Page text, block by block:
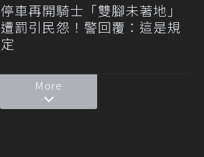
停車再開騎士「雙腳未著地」
遭罰引民怨！警回覆：這是規
定
More